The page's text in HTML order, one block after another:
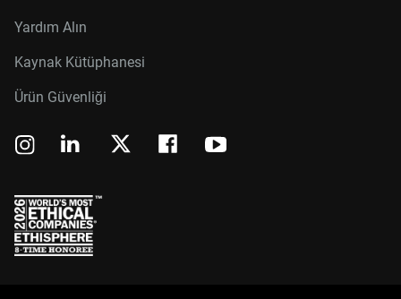
Yardım Alın
Kaynak Kütüphanesi
Ürün Güvenliği